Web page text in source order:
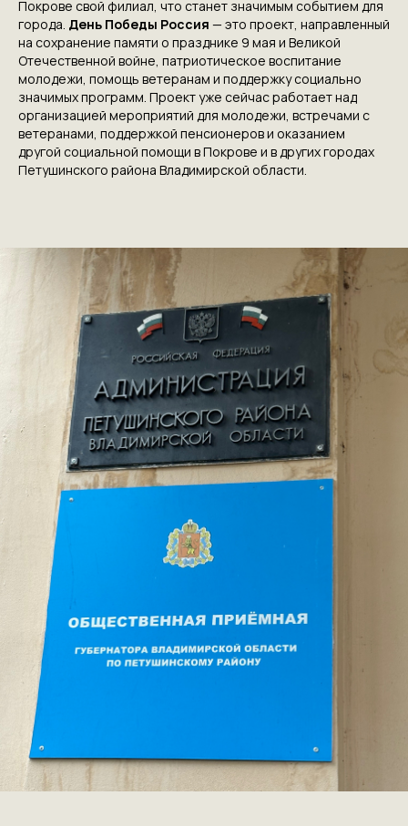
Покрове свой филиал, что станет значимым событием для
города. День Победы Россия — это проект, направленный
на сохранение памяти о празднике 9 мая и Великой
Отечественной войне, патриотическое воспитание
молодежи, помощь ветеранам и поддержку социально
значимых программ. Проект уже сейчас работает над
организацией мероприятий для молодежи, встречами с
ветеранами, поддержкой пенсионеров и оказанием
другой социальной помощи в Покрове и в других городах
Петушинского района Владимирской области.
КОНТАКТЫ
ПРИГЛАШАЕМ ВАС
ПРИНЯТЬ УЧАСТИЕ В
ПРОЕКТЕ
VICTORYDAY80.RU